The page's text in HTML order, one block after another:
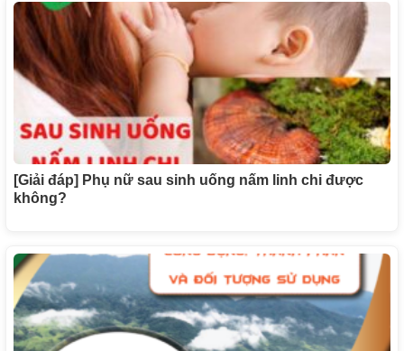
[Giải đáp] Phụ nữ sau sinh uống nấm linh chi được
không?